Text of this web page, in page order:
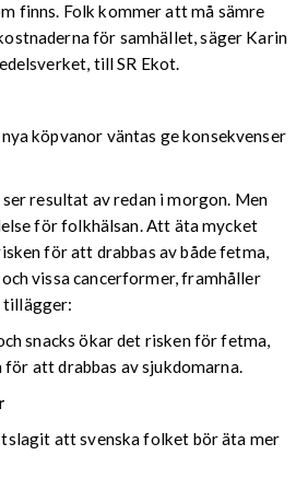
finns. Folk kommer att må sämre
för samhället, säger Karin
till SR Ekot.
köpvanor väntas ge konsekvenser
resultat av redan i morgon. Men
för folkhälsan. Att äta mycket
för att drabbas av både fetma,
vissa cancerformer, framhåller
tillägger:
snacks ökar det risken för fetma,
att drabbas av sjukdomarna.
att svenska folket bör äta mer